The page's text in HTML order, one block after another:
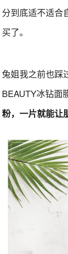
分到底适不适合
买了。
兔姐我之前也踩
BEAUTY冰钻面
粉，一片就能让